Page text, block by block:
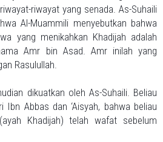
riwayat yang senada. As-Suhaili
Al-Muammili menyebutkan bahwa
yang menikahkan Khadijah adalah
Amr bin Asad. Amr inilah yang
Rasulullah.
dikuatkan oleh As-Suhaili. Beliau
Ibn Abbas dan ‘Aisyah, bahwa beliau
Khadijah) telah wafat sebelum